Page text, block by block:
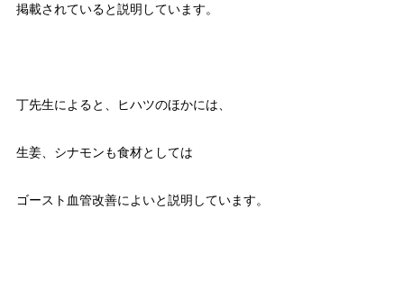
掲載されていると説明しています。
丁先生によると、ヒハツのほかには、
生姜、シナモンも食材としては
ゴースト血管改善によいと説明しています。